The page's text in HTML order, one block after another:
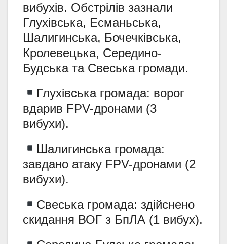
вибухів. Обстрілів зазнали
Глухівська, Есманьська,
Шалигинська, Бочечківська,
Кролевецька, Середино-
Будська та Свеська громади.
Глухівська громада: ворог
вдарив FPV-дронами (3
вибухи).
Шалигинська громада:
завдано атаку FPV-дронами (2
вибухи).
Свеська громада: здійснено
скидання ВОГ з БпЛА (1 вибух).